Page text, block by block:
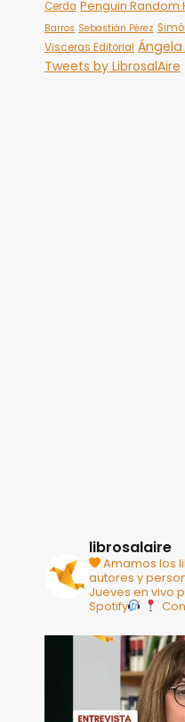
Cerda Penguin Random
Barros Sebastián Pérez
Visceras Editorial
Tweets by LibrosalAire
librosalaire
Amamos los
autores y
Jueves en vivo
Spotify